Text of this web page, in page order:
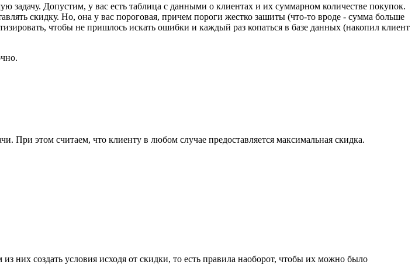
Допустим, у вас есть таблица с данными о клиентах и их суммарном количестве покупок.
скидку. Но, она у вас пороговая, причем пороги жестко зашиты (что-то вроде - сумма больше
чтобы не пришлось искать ошибки и каждый раз копаться в базе данных (накопил клиент
При этом считаем, что клиенту в любом случае предоставляется максимальная скидка.
них создать условия исходя от скидки, то есть правила наоборот, чтобы их можно было